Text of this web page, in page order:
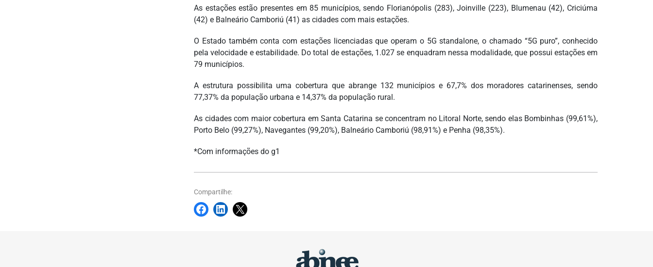
As estações estão presentes em 85 municípios, sendo Florianópolis (283), Joinville (223), Blumenau (42), Criciúma
(42) e Balneário Camboriú (41) as cidades com mais estações.
O Estado também conta com estações licenciadas que operam o 5G standalone, o chamado “5G puro”, conhecido
pela velocidade e estabilidade. Do total de estações, 1.027 se enquadram nessa modalidade, que possui estações em
79 municípios.
A estrutura possibilita uma cobertura que abrange 132 municípios e 67,7% dos moradores catarinenses, sendo
77,37% da população urbana e 14,37% da população rural.
As cidades com maior cobertura em Santa Catarina se concentram no Litoral Norte, sendo elas Bombinhas (99,61%),
Porto Belo (99,27%), Navegantes (99,20%), Balneário Camboriú (98,91%) e Penha (98,35%).
*Com informações do g1
Compartilhe: